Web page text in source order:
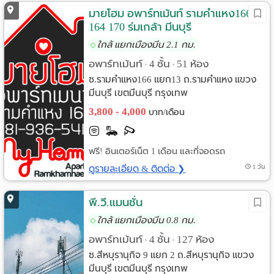
มายโฮม อพาร์ทเม้นท์ รามคำแหง166
164 170 ร่มเกล้า มีนบุรี
ใกล้ แยกเมืองมีน 2.1 กม.
อพาร์ทเม้นท์ • 4 ชั้น • 51 ห้อง
ซ.รามคำแหง166 แยก13 ถ.รามคำแหง แขวง
มีนบุรี เขตมีนบุรี กรุงเทพ
3,800 - 4,000 บาท/เดือน
ฟรี! อินเตอร์เน็ต 1 เดือน และที่จอดรถ
ดูรายละเอียด & ติดต่อ ❯ 1 วัน
พี.วี.แมนชั่น
ใกล้ แยกเมืองมีน 0.8 กม.
อพาร์ทเม้นท์ • 4 ชั้น • 127 ห้อง
ซ.สีหบุรานุกิจ 9 แยก 2 ถ.สีหบุรานุกิจ แขวง
มีนบุรี เขตมีนบุรี กรุงเทพ